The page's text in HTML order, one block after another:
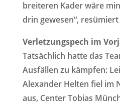
breiteren Kader wäre
drin gewesen“,
Verletzungspech im
Tatsächlich hatte das
Ausfällen zu kämpfen:
Alexander Helten fiel im
aus, Center Tobias